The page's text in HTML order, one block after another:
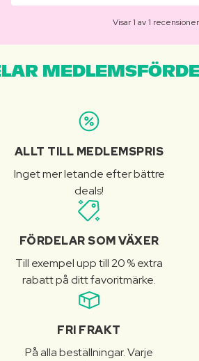
Visar 1 av 1 recensioner
ALLT TILL MEDLEMSPRIS
Inget mer letande efter bättre
deals!
FÖRDELAR SOM VÄXER
Till exempel upp till 20 % extra
rabatt på ditt favoritmärke.
FRI FRAKT
På alla beställningar. Varje